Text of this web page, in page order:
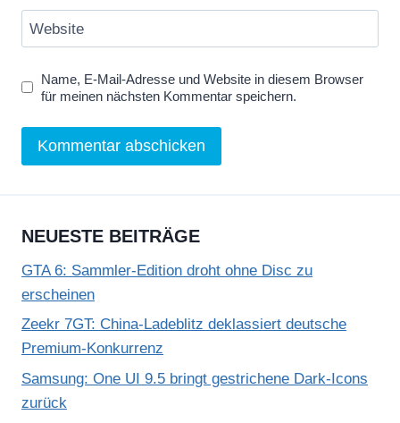
Website
Name, E-Mail-Adresse und Website in diesem Browser
für meinen nächsten Kommentar speichern.
NEUESTE BEITRÄGE
GTA 6: Sammler-Edition droht ohne Disc zu
erscheinen
Zeekr 7GT: China-Ladeblitz deklassiert deutsche
Premium-Konkurrenz
Samsung: One UI 9.5 bringt gestrichene Dark-Icons
zurück